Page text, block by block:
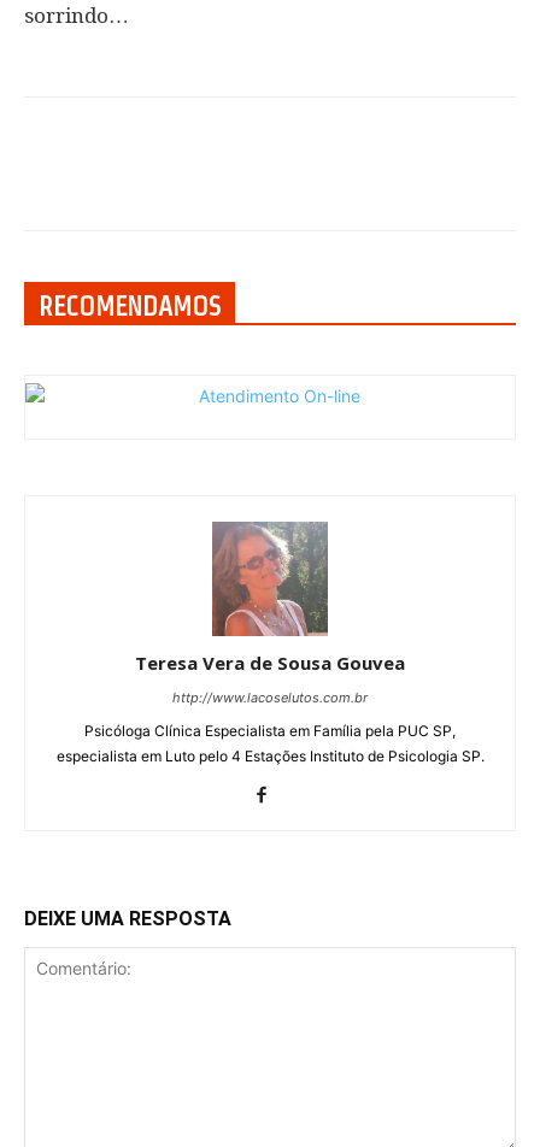
sorrindo…
RECOMENDAMOS
Teresa Vera de Sousa Gouvea
http://www.lacoselutos.com.br
Psicóloga Clínica Especialista em Família pela PUC SP,
especialista em Luto pelo 4 Estações Instituto de Psicologia SP.
DEIXE UMA RESPOSTA